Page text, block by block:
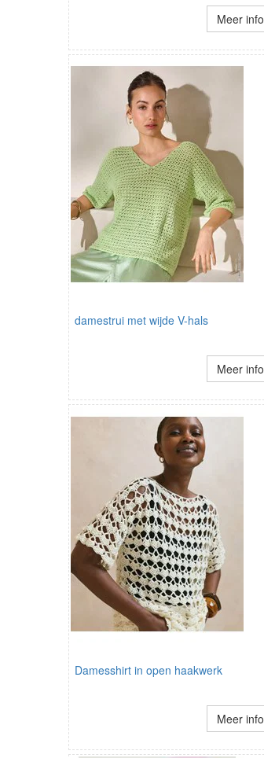
Meer info
damestrui met wijde V-hals
Meer info
Damesshirt in open haakwerk
Meer info